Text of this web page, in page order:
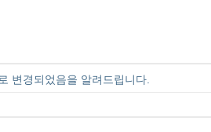
변경되었음을 알려드립니다.